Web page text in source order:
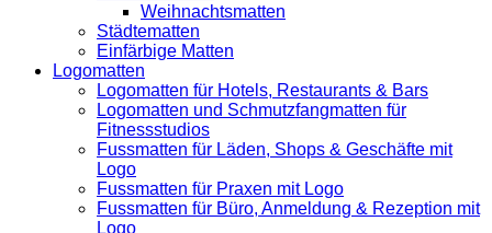
Weihnachtsmatten
Städtematten
Einfärbige Matten
Logomatten
Logomatten für Hotels, Restaurants & Bars
Logomatten und Schmutzfangmatten für
Fitnessstudios
Fussmatten für Läden, Shops & Geschäfte mit
Logo
Fussmatten für Praxen mit Logo
Fussmatten für Büro, Anmeldung & Rezeption mit
Logo